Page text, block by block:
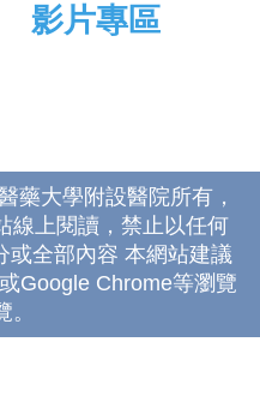
影片專區
藥大學附設醫院所有，
線上閱讀，禁止以任何
或全部內容 本網站建議
Google Chrome等瀏覽
。